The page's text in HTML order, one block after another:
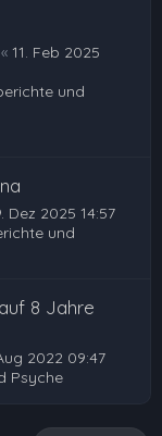
« 11. Feb 2025
und
Dez 2025 14:57
und
8 Jahre
2022 09:47
Psyche